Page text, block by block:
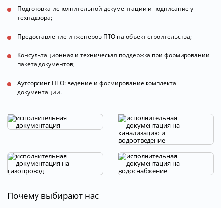
Подготовка исполнительной документации и подписание у
технадзора;
Предоставление инженеров ПТО на объект строительства;
Консультационная и техническая поддержка при формировании
пакета документов;
Аутсорсинг ПТО: ведение и формирование комплекта
документации.
Почему выбирают нас